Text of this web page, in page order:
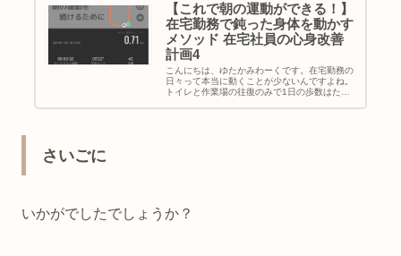
【これで朝の運動ができる！】
在宅勤務で鈍った身体を動かす
メソッド 在宅社員の心身改善
計画4
こんにちは、ゆたかみわーくです。在宅勤務の
日々って本当に動くことが少ないんですよね。
トイレと作業場の往復のみで1日の歩数はたっ
さいごに
いかがでしたでしょうか？